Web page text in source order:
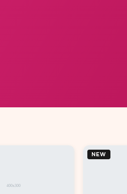
NEW